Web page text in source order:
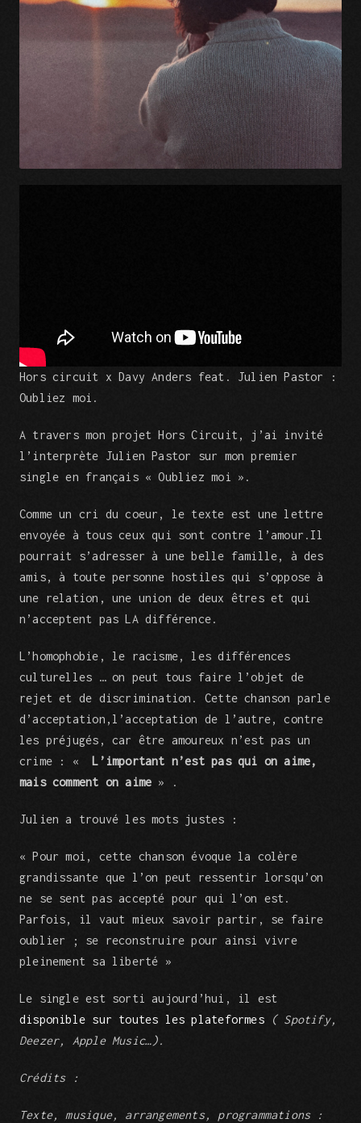
Hors circuit x Davy Anders feat. Julien Pastor :
Oubliez moi.
A travers mon projet Hors Circuit, j’ai invité
l’interprète Julien Pastor sur mon premier
single en français « Oubliez moi ».
Comme un cri du coeur, le texte est une lettre
envoyée à tous ceux qui sont contre l’amour.Il
pourrait s’adresser à une belle famille, à des
amis, à toute personne hostiles qui s’oppose à
une relation, une union de deux êtres et qui
n’acceptent pas LA différence.
L’homophobie, le racisme, les différences
culturelles … on peut tous faire l’objet de
rejet et de discrimination. Cette chanson parle
d’acceptation,l’acceptation de l’autre, contre
les préjugés, car être amoureux n’est pas un
crime : « L’important n’est pas qui on aime,
mais comment on aime » .
Julien a trouvé les mots justes :
« Pour moi, cette chanson évoque la colère
grandissante que l’on peut ressentir lorsqu’on
ne se sent pas accepté pour qui l’on est.
Parfois, il vaut mieux savoir partir, se faire
oublier ; se reconstruire pour ainsi vivre
pleinement sa liberté »
Le single est sorti aujourd’hui, il est
disponible sur toutes lesplateformes
( Spotify,
Deezer, Apple Music…).
Crédits :
Texte, musique, arrangements, programmations :